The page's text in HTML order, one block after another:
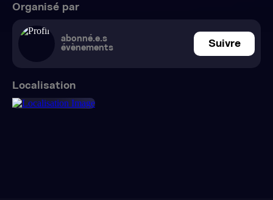
Organisé par
abonné.e.s
évènements
Suivre
Localisation